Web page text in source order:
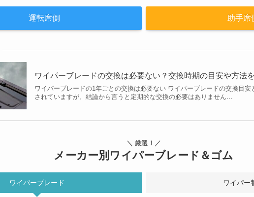
運転席側 助手席
ワイパーブレードの交換は必要ない？交換時期の目安や方法
ワイパーブレードの1年ごとの交換は必要ない ワイパーブレードの交換目
されていますが、結論から言うと定期的な交換の必要はありません…
＼ 厳選！／
メーカー別ワイパーブレード＆ゴム
ワイパーブレード ワイパー